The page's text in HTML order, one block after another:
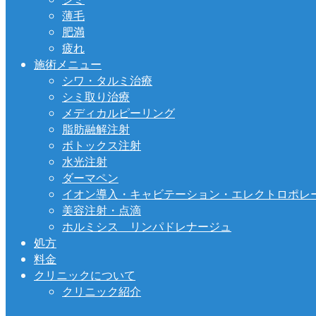
薄毛
肥満
疲れ
施術メニュー
シワ・タルミ治療
シミ取り治療
メディカルピーリング
脂肪融解注射
ボトックス注射
水光注射
ダーマペン
イオン導入・キャビテーション・エレクトロポレ
美容注射・点滴
ホルミシス リンパドレナージュ
処方
料金
クリニックについて
クリニック紹介